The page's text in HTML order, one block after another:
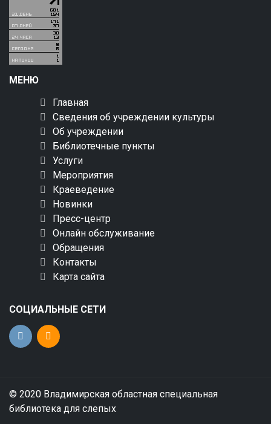
МЕНЮ
Главная
Сведения об учреждении культуры
Об учреждении
Библиотечные пункты
Услуги
Мероприятия
Краеведение
Новинки
Пресс-центр
Онлайн обслуживание
Обращения
Контакты
Карта сайта
СОЦИАЛЬНЫЕ СЕТИ
© 2020 Владимирская областная специальная
библиотека для слепых